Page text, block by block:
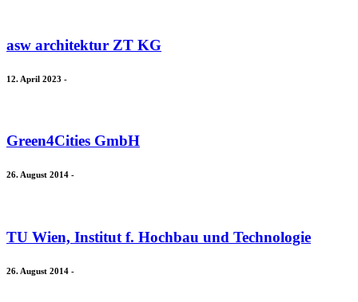
asw architektur ZT KG
12. April 2023 -
Green4Cities GmbH
26. August 2014 -
TU Wien, Institut f. Hochbau und Technologie
26. August 2014 -